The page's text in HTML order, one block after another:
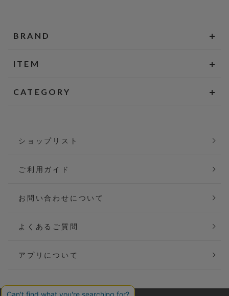
BRAND
ITEM
CATEGORY
ショップリスト
ご利用ガイド
お問い合わせについて
よくあるご質問
アプリについて